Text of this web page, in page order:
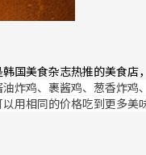
国美食杂志热推的美食店
油炸鸡、裹酱鸡、葱香炸鸡
用相同的价格吃到更多美